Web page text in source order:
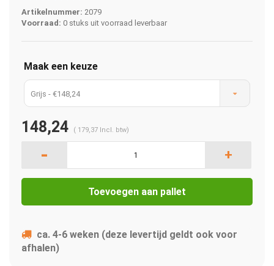
Artikelnummer: 2079
Voorraad: 0 stuks uit voorraad leverbaar
Maak een keuze
Grijs - €148,24
148,24 ( 179,37 Incl. btw)
- +
Toevoegen aan pallet
ca. 4-6 weken (deze levertijd geldt ook voor
afhalen)